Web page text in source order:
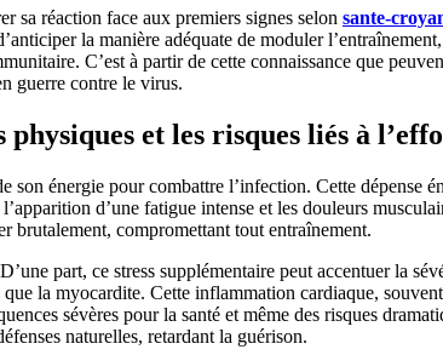
sa réaction face aux premiers signes selon sante-
la manière adéquate de moduler
C’est à partir de cette connaissance que
guerre contre le virus.
et les risques liés à
énergie pour combattre l’infection. Cette dépense
d’une fatigue intense et les douleurs
brutalement, compromettant tout entraînement.
part, ce stress supplémentaire peut accentuer la
la myocardite. Cette inflammation cardiaque,
sévères pour la santé et même des risques
naturelles, retardant la guérison.